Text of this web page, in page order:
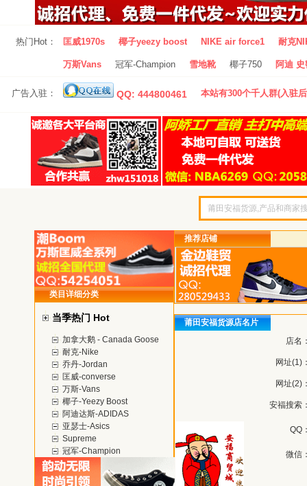
热门Hot： 匡威1970s 椰子yeezy boost NIKE air force1 耐克
万斯Vans 冠军-Champion 雪地靴 椰子750 阿迪
广告入驻： QQ: 444800461 本站有300个千人群(入驻
类目详细分类
当季热门 Hot
加拿大鹅 - Canada Goose
耐克-Nike
乔丹-Jordan
匡威-converse
万斯-Vans
椰子-Yeezy Boost
阿迪达斯-ADIDAS
亚瑟士-Asics
Supreme
冠军-Champion
推荐店铺
莆田安福货源店名片
店名
网址(1)
网址(2)
安福搜索
QQ
微信